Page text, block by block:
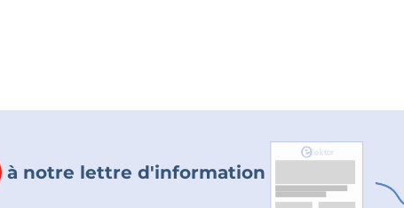
à notre lettre d'information